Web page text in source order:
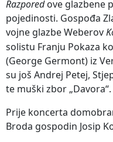
Razporedove glazbene
pojedinosti. Gospođa
vojne glazbe Weberov
solistu Franju Pokaza
(George Germont) iz
su još Andrej Petej,
te muški zbor „Davora“.
Prije koncerta
Broda gospodin Josip